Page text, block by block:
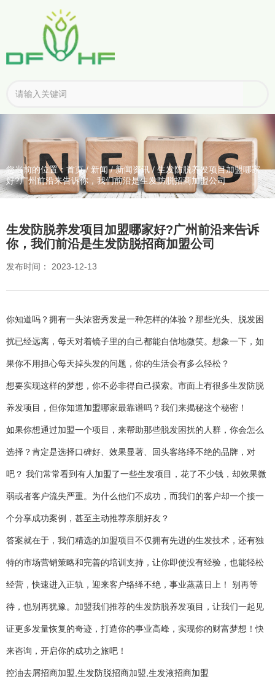
您当前的位置：首页/ 新闻 /新闻资讯 / 生发防脱养发项目加盟哪家
好?广州前沿来告诉你，我们前沿是生发防脱招商加盟公司
生发防脱养发项目加盟哪家好?广州前沿来告诉
你，我们前沿是生发防脱招商加盟公司
发布时间： 2023-12-13
你知道吗？拥有一头浓密秀发是一种怎样的体验？那些光头、脱发困
扰已经远离，每天对着镜子里的自己都能自信地微笑。想象一下，如
果你不用担心每天掉头发的问题，你的生活会有多么轻松？
想要实现这样的梦想，你不必非得自己摸索。市面上有很多生发防脱
养发项目，但你知道加盟哪家最靠谱吗？我们来揭秘这个秘密！
如果你想通过加盟一个项目，来帮助那些脱发困扰的人群，你会怎么
选择？肯定是选择口碑好、效果显著、回头客络绎不绝的品牌，对
吧？ 我们常常看到有人加盟了一些生发项目，花了不少钱，却效果微
弱或者客户流失严重。为什么他们不成功，而我们的客户却一个接一
个分享成功案例，甚至主动推荐亲朋好友？
答案就在于，我们精选的加盟项目不仅拥有先进的生发技术，还有独
特的市场营销策略和完善的培训支持，让你即使没有经验，也能轻松
经营，快速进入正轨，迎来客户络绎不绝，事业蒸蒸日上！ 别再等
待，也别再犹豫。加盟我们推荐的生发防脱养发项目，让我们一起见
证更多发量恢复的奇迹，打造你的事业高峰，实现你的财富梦想！快
来咨询，开启你的成功之旅吧！
控油去屑招商加盟,生发防脱招商加盟,生发液招商加盟